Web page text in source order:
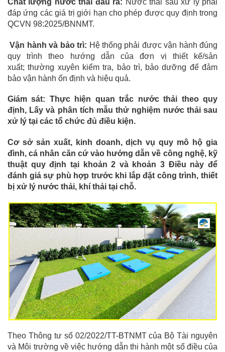
Chất lượng nước thải đầu ra: Nước thải sau xử lý phải
đáp ứng các giá trị giới hạn cho phép được quy định trong
QCVN 98:2025/BNNMT.
Vận hành và bảo trì: Hệ thống phải được vận hành đúng
quy trình theo hướng dẫn của đơn vị thiết kế/sản
xuất; thường xuyên kiểm tra, bảo trì, bảo dưỡng để đảm
bảo vận hành ổn định và hiệu quả.
Giám sát: Thực hiện quan trắc nước thải theo quy
định, Lấy và phân tích mẫu thử nghiệm nước thải sau
xử lý tại các tổ chức đủ điều kiện.
Cơ sở sản xuất, kinh doanh, dịch vụ quy mô hộ gia
đình, cá nhân căn cứ vào hướng dẫn về công nghệ, kỹ
thuật quy định tại khoản 2 và khoản 3 Điều này để
đánh giá sự phù hợp trước khi lắp đặt công trình, thiết
bị xử lý nước thải, khí thải tại chỗ.
Theo Thông tư số 02/2022/TT-BTNMT của Bộ Tài nguyên
và Môi trường về việc hướng dẫn thi hành một số điều của